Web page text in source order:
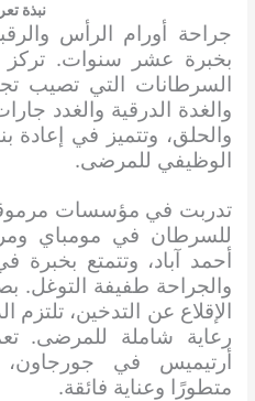
نبذة
جراحة أورام الرأس
بخبرة عشر سنوات. تركز
السرطانات التي تصيب
والغدة الدرقية والغدد
والحلق، وتتميز في إعادة
الوظيفي للمرضى.
تدربت في مؤسسات مرموقة
أحمد آباد، وتتمتع بخبرة
والجراحة طفيفة التوغل.
الإقلاع عن التدخين، تلتزم
رعاية شاملة للمرضى.
أرتيميس في جورجاون،
متطورًا وعناية فائقة.